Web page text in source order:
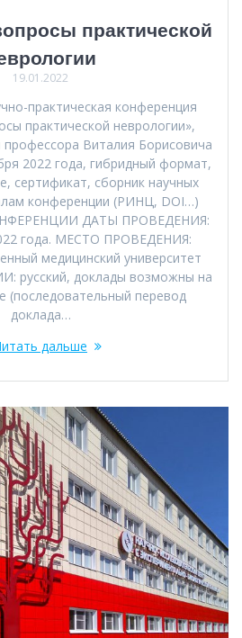
практической
19.01.2022
практическая конференция
практической неврологии»,
Виталия Борисовича
2022 года, гибридный формат,
сертификат, сборник научных
конференции (РИНЦ, DOI…)
ДАТЫ ПРОВЕДЕНИЯ:
года. МЕСТО ПРОВЕДЕНИЯ:
медицинский университет
русский, доклады возможны на
(последовательный перевод
доклада…
дальше